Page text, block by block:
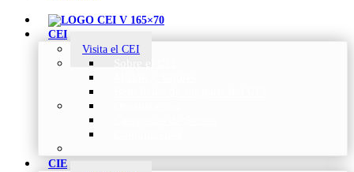
CEI
Visita el CEI
CIE